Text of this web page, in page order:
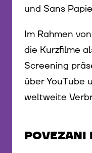
und Sans
Im Rahmen
die Kurzfilme
Screening
über YouTube
weltweite
POVEZANI